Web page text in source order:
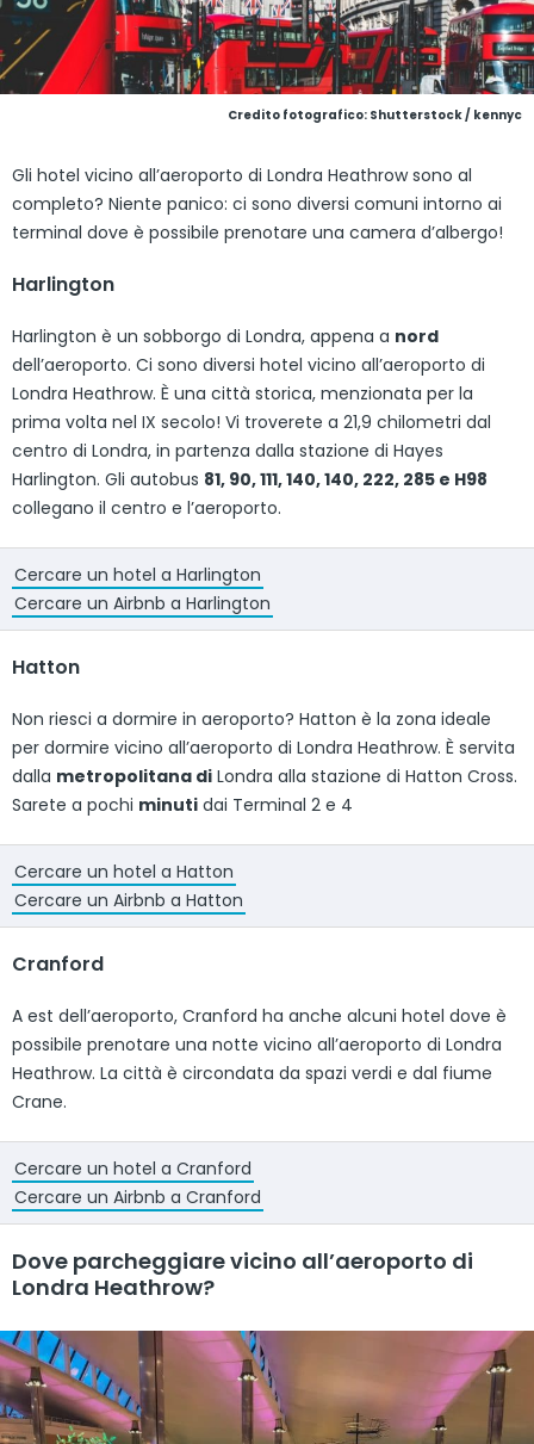
Credito fotografico: Shutterstock / kennyc
Gli hotel vicino all’aeroporto di Londra Heathrow sono al
completo? Niente panico: ci sono diversi comuni intorno ai
terminal dove è possibile prenotare una camera d’albergo!
Harlington
Harlington è un sobborgo di Londra, appena a nord
dell’aeroporto. Ci sono diversi hotel vicino all’aeroporto di
Londra Heathrow. È una città storica, menzionata per la
prima volta nel IX secolo! Vi troverete a 21,9 chilometri dal
centro di Londra, in partenza dalla stazione di Hayes
Harlington. Gli autobus 81, 90, 111, 140, 140, 222, 285 e H98
collegano il centro e l’aeroporto.
Cercare un hotel a Harlington
Cercare un Airbnb a Harlington
Hatton
Non riesci a dormire in aeroporto? Hatton è la zona ideale
per dormire vicino all’aeroporto di Londra Heathrow. È servita
dalla metropolitana di Londra alla stazione di Hatton Cross.
Sarete a pochi minuti dai Terminal 2 e 4
Cercare un hotel a Hatton
Cercare un Airbnb a Hatton
Cranford
A est dell’aeroporto, Cranford ha anche alcuni hotel dove è
possibile prenotare una notte vicino all’aeroporto di Londra
Heathrow. La città è circondata da spazi verdi e dal fiume
Crane.
Cercare un hotel a Cranford
Cercare un Airbnb a Cranford
Dove parcheggiare vicino all’aeroporto di
Londra Heathrow?